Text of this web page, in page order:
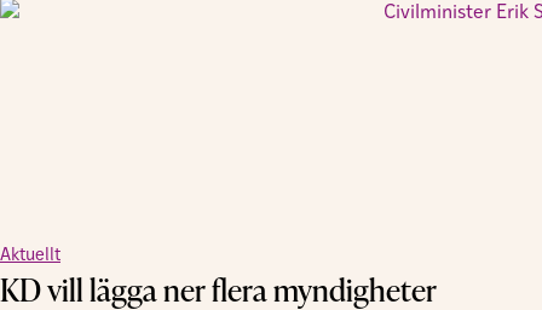
Aktuellt
KD vill lägga ner flera myndigheter